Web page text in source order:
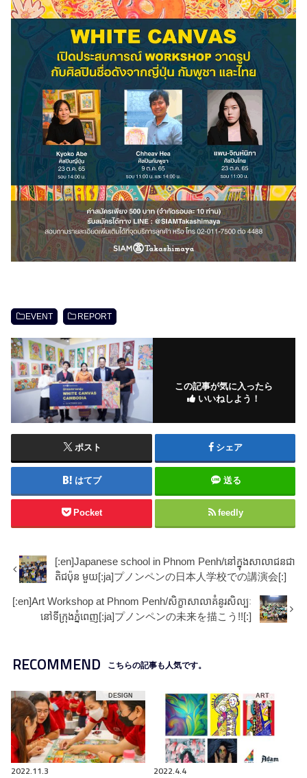
EVENT REPORT
この記事が気に入ったら
いいねしよう！
ポスト シェア
はてブ 送る
Pocket feedly
[:en]Japanese school in Phnom Penh/នៅក្នុងសាលាជនជា
តិជប៉ុន មួយ[:ja]プノンペンの日本人学校での講演会[:]
[:en]Art Workshop at Phnom Penh/សិក្ខាសាលាគំនូរសិល្បៈ
នៅទីក្រុងភ្នំពេញ[:ja]プノンペンの未来を描こう!![:]
RECOMMEND こちらの記事も人気です。
DESIGN
2022.11.3
ART
2022.4.4